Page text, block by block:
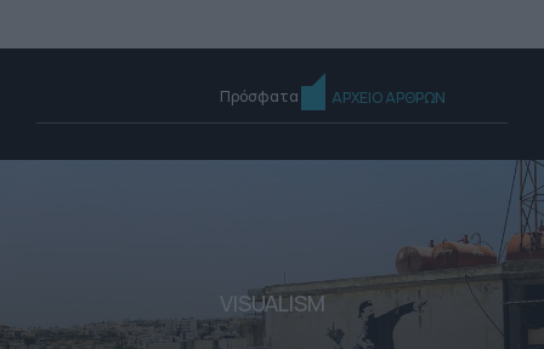
Πρόσφατα ΑΡΧΕΙΟ ΑΡΘΡΩΝ
VISUALISM